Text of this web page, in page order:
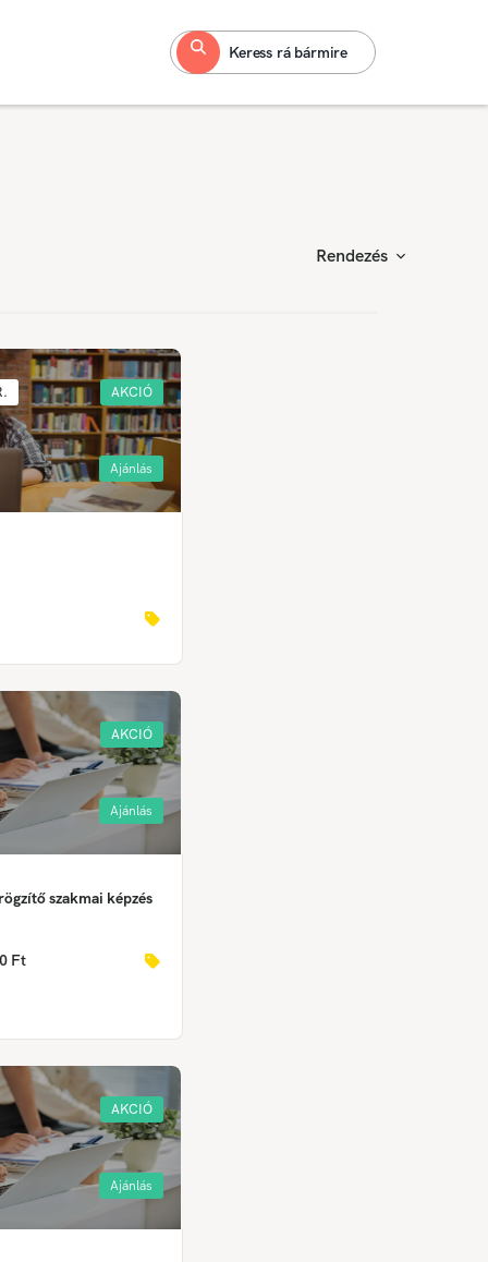
Keress rá bármire
Rendezés
AKCIÓ
Ajánlás
AKCIÓ
Ajánlás
szakmai képzés
Ft
AKCIÓ
Ajánlás